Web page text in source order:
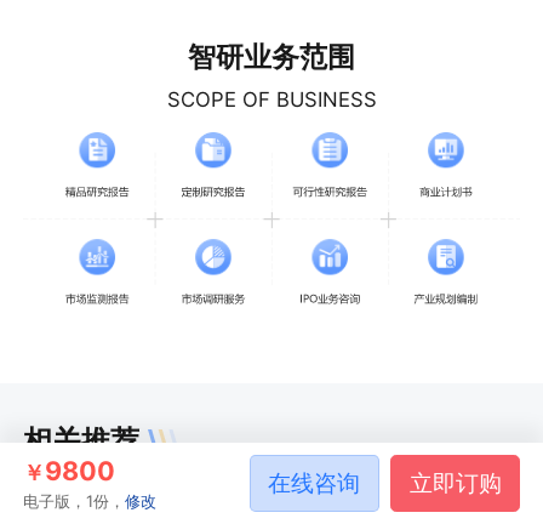
智研业务范围
SCOPE OF BUSINESS
相关推荐
2026-2032年中国掺镨光纤放
￥9800
电子版，1份，修改
在线咨询 立即订购